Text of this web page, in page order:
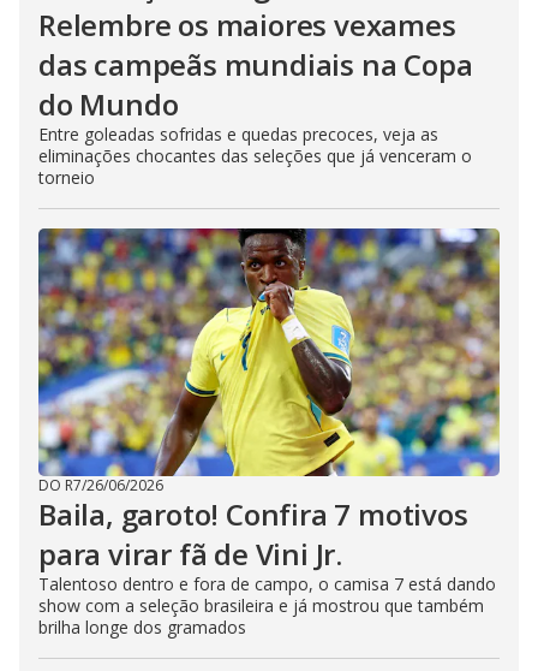
Relembre os maiores vexames
das campeãs mundiais na Copa
do Mundo
Entre goleadas sofridas e quedas precoces, veja as
eliminações chocantes das seleções que já venceram o
torneio
DO R7/26/06/2026
Baila, garoto! Confira 7 motivos
para virar fã de Vini Jr.
Talentoso dentro e fora de campo, o camisa 7 está dando
show com a seleção brasileira e já mostrou que também
brilha longe dos gramados